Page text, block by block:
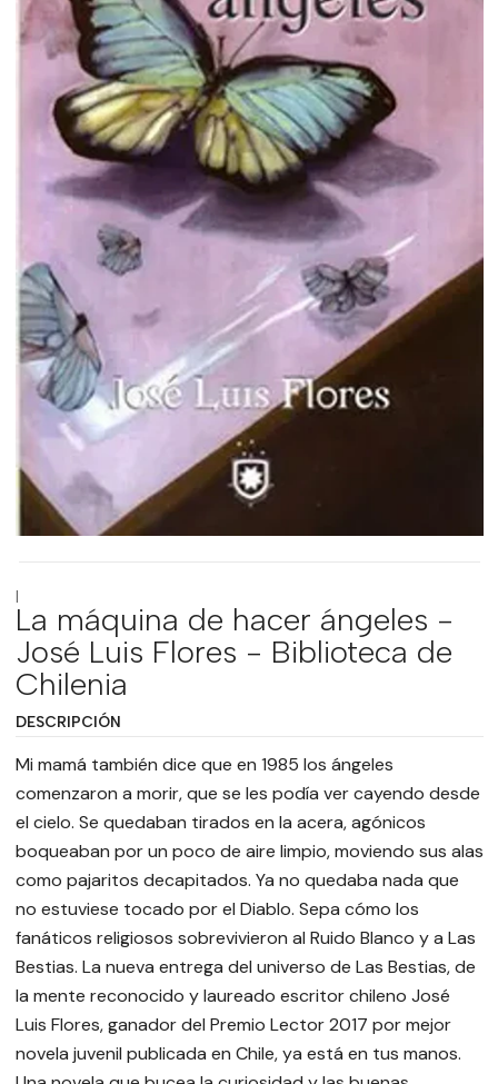
|
La máquina de hacer ángeles -
José Luis Flores - Biblioteca de
Chilenia
DESCRIPCIÓN
Mi mamá también dice que en 1985 los ángeles
comenzaron a morir, que se les podía ver cayendo desde
el cielo. Se quedaban tirados en la acera, agónicos
boqueaban por un poco de aire limpio, moviendo sus alas
como pajaritos decapitados. Ya no quedaba nada que
no estuviese tocado por el Diablo. Sepa cómo los
fanáticos religiosos sobrevivieron al Ruido Blanco y a Las
Bestias. La nueva entrega del universo de Las Bestias, de
la mente reconocido y laureado escritor chileno José
Luis Flores, ganador del Premio Lector 2017 por mejor
novela juvenil publicada en Chile, ya está en tus manos.